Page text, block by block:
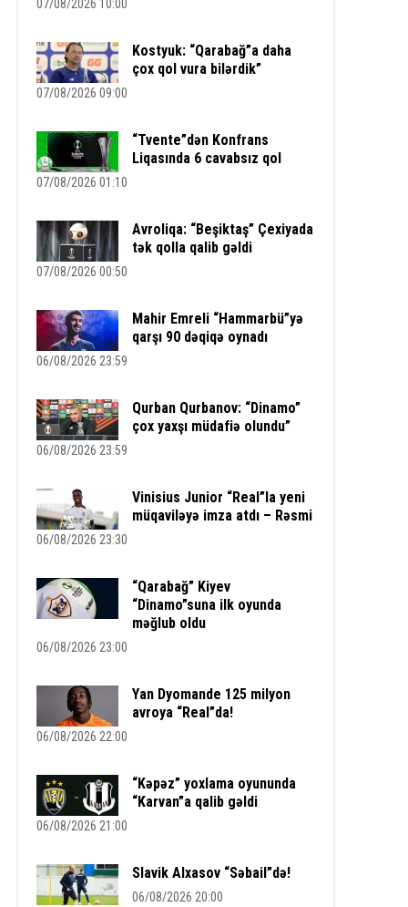
07/08/2026 10:00
Kostyuk: “Qarabağ”a daha
çox qol vura bilərdik”
07/08/2026 09:00
“Tvente”dən Konfrans
Liqasında 6 cavabsız qol
07/08/2026 01:10
Avroliqa: “Beşiktaş” Çexiyada
tək qolla qalib gəldi
07/08/2026 00:50
Mahir Emreli “Hammarbü”yə
qarşı 90 dəqiqə oynadı
06/08/2026 23:59
Qurban Qurbanov: “Dinamo”
çox yaxşı müdafiə olundu”
06/08/2026 23:59
Vinisius Junior “Real”la yeni
müqaviləyə imza atdı – Rəsmi
06/08/2026 23:30
“Qarabağ” Kiyev
“Dinamo”suna ilk oyunda
məğlub oldu
06/08/2026 23:00
Yan Dyomande 125 milyon
avroya “Real”da!
06/08/2026 22:00
“Kəpəz” yoxlama oyununda
“Karvan”a qalib gəldi
06/08/2026 21:00
Slavik Alxasov “Səbail”də!
06/08/2026 20:00